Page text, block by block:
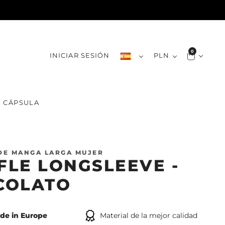
INICIAR SESIÓN PLN 0
CÁPSULA
MANGA LARGA MUJER
LONGSLEEVE -
in Europe Material de la mejor calidad